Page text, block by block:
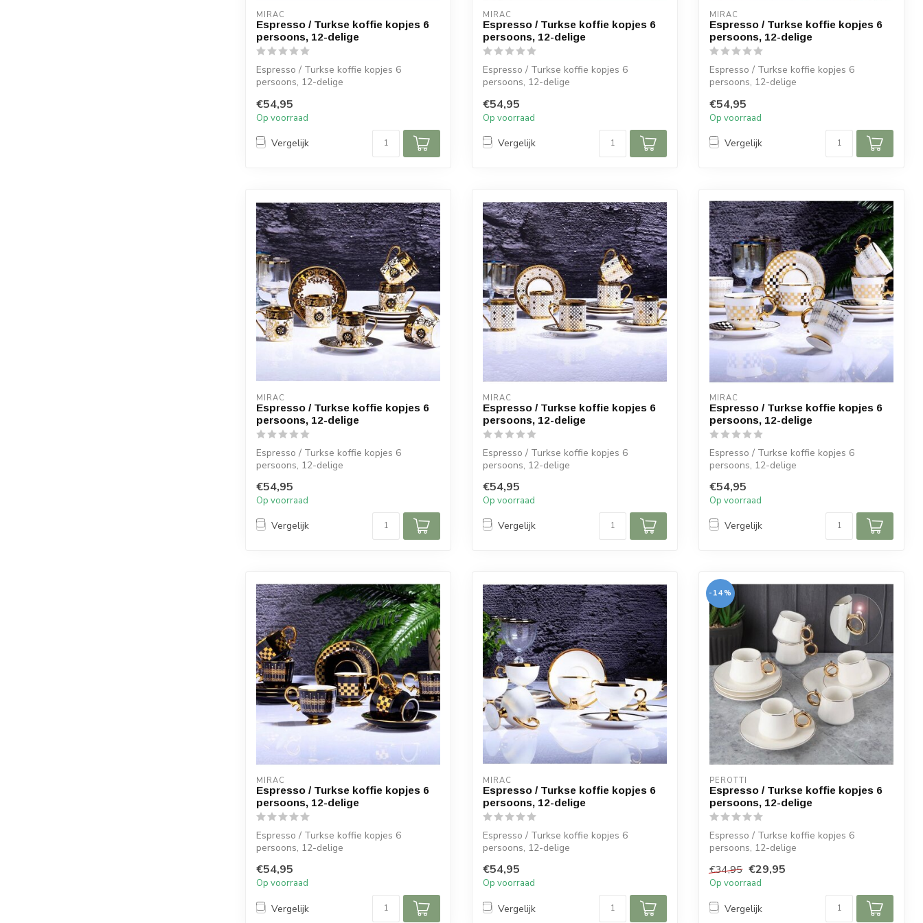
MIRAC
Espresso / Turkse koffie kopjes 6
persoons, 12-delige
Espresso / Turkse koffie kopjes 6
persoons, 12-delige
Afmetingen:
Diameter s...
€54,95
Op voorraad
Vergelijk
MIRAC
Espresso / Turkse koffie kopjes 6
persoons, 12-delige
Espresso / Turkse koffie kopjes 6
persoons, 12-delige
Afmetingen:
Diameter s...
€54,95
Op voorraad
Vergelijk
MIRAC
Espresso / Turkse koffie kopjes 6
persoons, 12-delige
Espresso / Turkse koffie kopjes 6
persoons, 12-delige
Afmetingen:
Diameter s...
€54,95
Op voorraad
Vergelijk
MIRAC
Espresso / Turkse koffie kopjes 6
persoons, 12-delige
Espresso / Turkse koffie kopjes 6
persoons, 12-delige
Afmetingen:
Diameter s...
€54,95
Op voorraad
Vergelijk
MIRAC
Espresso / Turkse koffie kopjes 6
persoons, 12-delige
Espresso / Turkse koffie kopjes 6
persoons, 12-delige
Afmetingen:
Diameter s...
€54,95
Op voorraad
Vergelijk
MIRAC
Espresso / Turkse koffie kopjes 6
persoons, 12-delige
Espresso / Turkse koffie kopjes 6
persoons, 12-delige
Kleur: Wit met goud
A...
€54,95
Op voorraad
Vergelijk
MIRAC
Espresso / Turkse koffie kopjes 6
persoons, 12-delige
Espresso / Turkse koffie kopjes 6
persoons, 12-delige
Kleur: Zwart met goud
...
€54,95
Op voorraad
Vergelijk
MIRAC
Espresso / Turkse koffie kopjes 6
persoons, 12-delige
Espresso / Turkse koffie kopjes 6
persoons, 12-delige
Afmetingen:
Diameter s...
€54,95
Op voorraad
Vergelijk
-14%
PEROTTI
Espresso / Turkse koffie kopjes 6
persoons, 12-delige
Espresso / Turkse koffie kopjes 6
persoons, 12-delige
Afmetingen:
Diameter s...
€34,95 €29,95
Op voorraad
Vergelijk